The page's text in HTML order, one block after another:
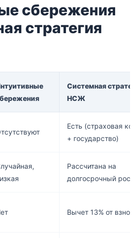
сбережения
стратегия
Системная
НСЖ
Есть (страховая
+ государство)
Рассчитана на
долгосрочный рост
Вычет 13% от